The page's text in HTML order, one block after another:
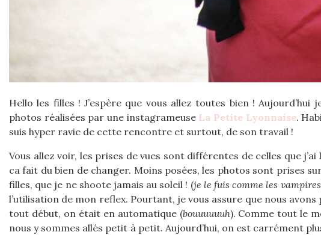
Hello les filles ! J’espère que vous allez toutes bien !
photos réalisées par une instagrameuse La Petite Lyonnaise.
suis hyper ravie de cette rencontre et surtout, de son travail !
Vous allez voir, les prises de vues sont différentes de celles que j’ai
ca fait du bien de changer. Moins posées, les photos sont prises
filles, que je ne shoote jamais au soleil ! (je le fuis comme les vampires
l’utilisation de mon reflex. Pourtant, je vous assure que nous
tout début, on était en automatique (bouuuuuuh). Comme tout le
nous y sommes allés petit à petit. Aujourd’hui, on est carrément